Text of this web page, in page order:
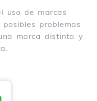
uso de marcas
problemas
marca distinta y